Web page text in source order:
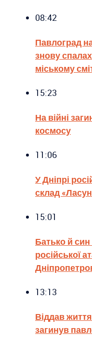
08:42
Павлоград
знову
міському
15:23
На війні
космосу
11:06
У Дніпрі
склад
15:01
Батько й син
російської
13:13
Віддав
загинув